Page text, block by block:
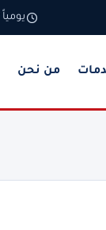
يومياً 7 صباحاً – 11 مساءً · والطلب أونلاين 24 ساعة
من نحن